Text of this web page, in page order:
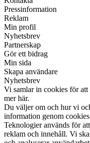
Pressinformation
Reklam
Min profil
Nyhetsbrev
Partnerskap
Gör ett bidrag
Min sida
Skapa användare
Nyhetsbrev
Vi samlar in cookies för att
mer här.
Du väljer om och hur vi
information genom
Teknologier används för
reklam och innehåll. Vi